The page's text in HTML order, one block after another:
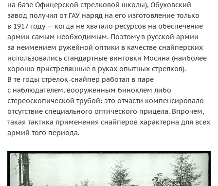
на базе Офицерской стрелковой школы), Обуховский
завод получил от ГАУ наряд на его изготовление только
в 1917 году — когда не хватало ресурсов на обеспечение
армии самым необходимым. Поэтому в русской армии
за неимением ружейной оптики в качестве снайперских
использовались стандартные винтовки Мосина (наиболее
хорошо пристрелянные в руках опытных стрелков).
В те годы стрелок-снайпер работал в паре
с наблюдателем, вооруженным биноклем либо
стереоскопической трубой: это отчасти компенсировало
отсутствие специального оптического прицела. Впрочем,
такая тактика применения снайперов характерна для всех
армий того периода.